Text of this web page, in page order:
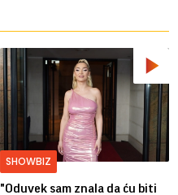
SHOWBIZ
"Oduvek sam znala da ću biti